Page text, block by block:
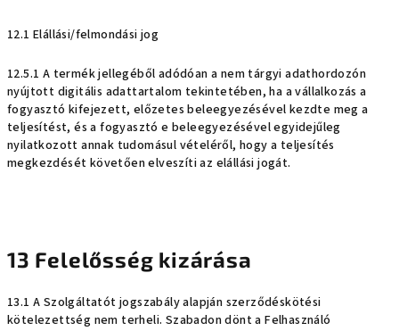
12.1 Elállási/felmondási jog
12.5.1 A termék jellegéből adódóan a nem tárgyi adathordozón
nyújtott digitális adattartalom tekintetében, ha a vállalkozás a
fogyasztó kifejezett, előzetes beleegyezésével kezdte meg a
teljesítést, és a fogyasztó e beleegyezésével egyidejűleg
nyilatkozott annak tudomásul vételéről, hogy a teljesítés
megkezdését követően elveszíti az elállási jogát.
13 Felelősség kizárása
13.1 A Szolgáltatót jogszabály alapján szerződéskötési
kötelezettség nem terheli. Szabadon dönt a Felhasználó